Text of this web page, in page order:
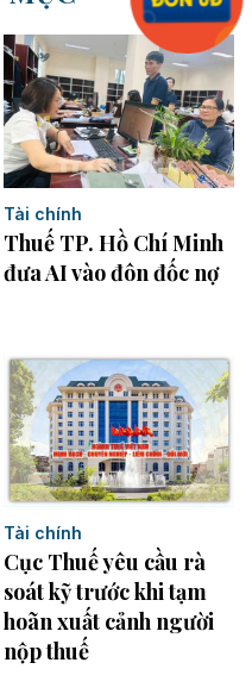
Tài chính
Thuế TP. Hồ Chí Minh
đưa AI vào đôn đốc nợ
Tài chính
Cục Thuế yêu cầu rà
soát kỹ trước khi tạm
hoãn xuất cảnh người
nộp thuế